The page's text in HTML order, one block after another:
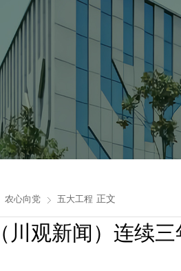
农心向党 五大工程 正文
（川观新闻）连续